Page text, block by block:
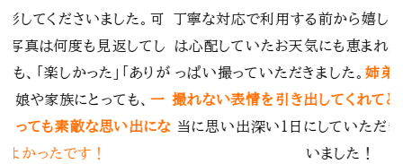
しく思っており、当日
れ素敵なお写真をい
姉弟の写真も、親では
てとても満足です。本
き、ありがとうござ
を出せるように自然な感じを撮影して
楽しかったです。
あと、暑い日だったのですが、うちわ
てもらったり、お心遣いも嬉しかった
で着物もレンタル、小物購入しましたが
含め、お値段もリーズナブルで納得の